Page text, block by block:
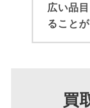
広い品
ること
買